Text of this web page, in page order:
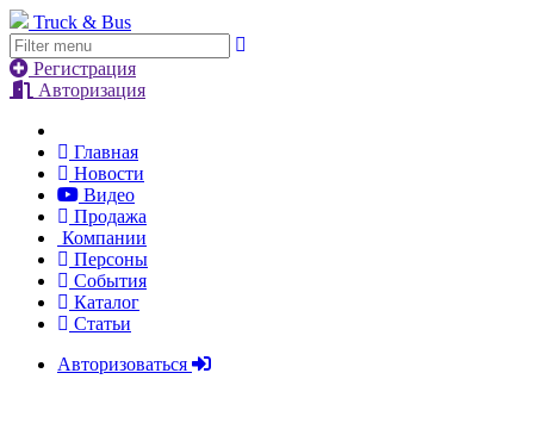
Truck & Bus
Регистрация
Авторизация
Главная
Новости
Видео
Продажа
Компании
Персоны
События
Каталог
Статьи
Авторизоваться